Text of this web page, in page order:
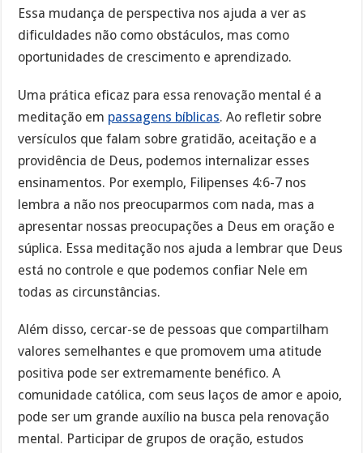
Essa mudança de perspectiva nos ajuda a ver as
dificuldades não como obstáculos, mas como
oportunidades de crescimento e aprendizado.
Uma prática eficaz para essa renovação mental é a
meditação em passagens bíblicas. Ao refletir sobre
versículos que falam sobre gratidão, aceitação e a
providência de Deus, podemos internalizar esses
ensinamentos. Por exemplo, Filipenses 4:6-7 nos
lembra a não nos preocuparmos com nada, mas a
apresentar nossas preocupações a Deus em oração e
súplica. Essa meditação nos ajuda a lembrar que Deus
está no controle e que podemos confiar Nele em
todas as circunstâncias.
Além disso, cercar-se de pessoas que compartilham
valores semelhantes e que promovem uma atitude
positiva pode ser extremamente benéfico. A
comunidade católica, com seus laços de amor e apoio,
pode ser um grande auxílio na busca pela renovação
mental. Participar de grupos de oração, estudos